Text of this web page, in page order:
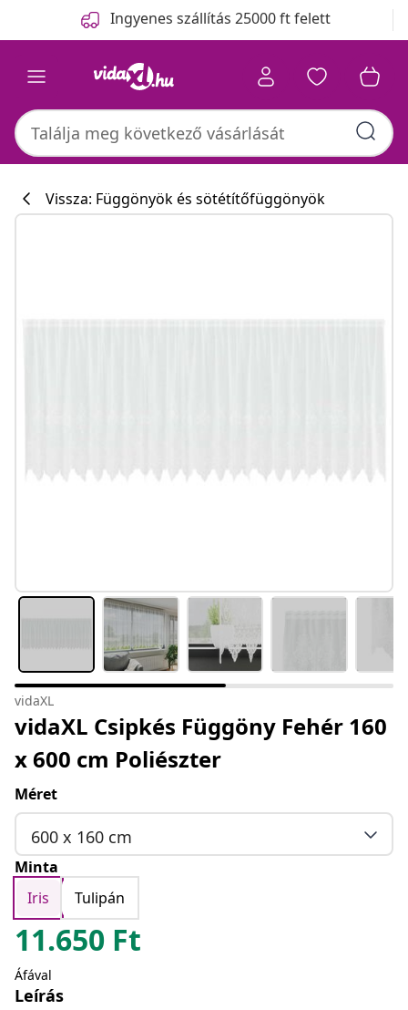
Ingyenes szállítás 25000 ft felett
Vissza: Függönyök és sötétítőfüggönyök
vidaXL
vidaXL Csipkés Függöny Fehér 160
x 600 cm Poliészter
Méret
600 x 160 cm
Minta
Iris
Tulipán
11.650 Ft
Áfával
Leírás